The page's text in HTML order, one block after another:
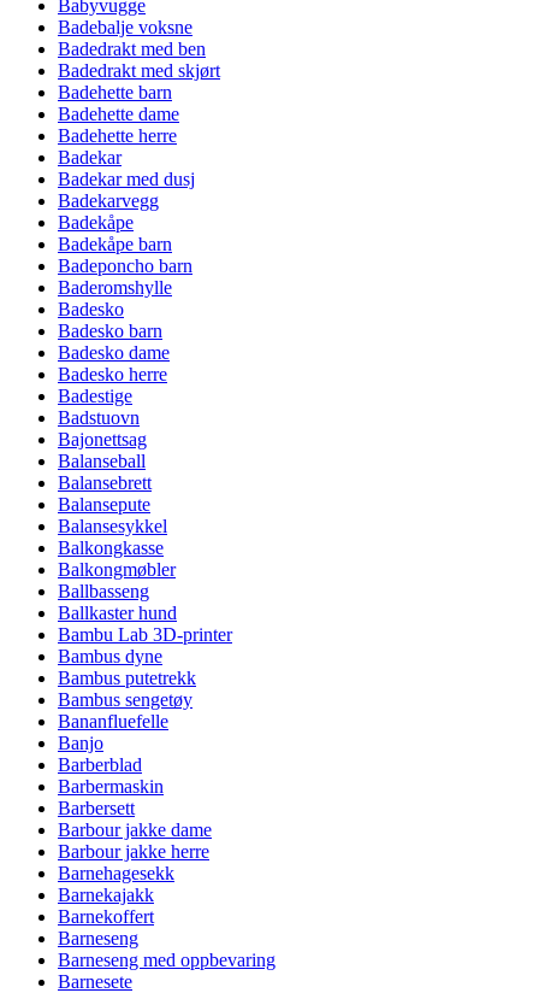
Babyvugge
Badebalje voksne
Badedrakt med ben
Badedrakt med skjørt
Badehette barn
Badehette dame
Badehette herre
Badekar
Badekar med dusj
Badekarvegg
Badekåpe
Badekåpe barn
Badeponcho barn
Baderomshylle
Badesko
Badesko barn
Badesko dame
Badesko herre
Badestige
Badstuovn
Bajonettsag
Balanseball
Balansebrett
Balansepute
Balansesykkel
Balkongkasse
Balkongmøbler
Ballbasseng
Ballkaster hund
Bambu Lab 3D-printer
Bambus dyne
Bambus putetrekk
Bambus sengetøy
Bananfluefelle
Banjo
Barberblad
Barbermaskin
Barbersett
Barbour jakke dame
Barbour jakke herre
Barnehagesekk
Barnekajakk
Barnekoffert
Barneseng
Barneseng med oppbevaring
Barnesete